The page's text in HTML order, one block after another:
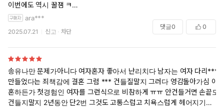
이번에도 역시 꿀잼 ㅋ
여주가 넘 혼자 북치고 장구치고 느낌인데
남주도 그닥 잘한건 없어서.. (진짜 초중반까지 너무 무감정인..)
서로 약간 쌍방 삽질 느낌도 있어요
시크 작가님 스티일 좋아하고 이미 단련되신 분들이라면
후회없을 작품 입니다 ㅋ
재밌어요
ara***
2025.07.21 신고 차단
댓글0 0
송유나만 문제가아니다 여자혼자 좋아서 난리치다 남자는 여자 다리***
만들었다는 죄책감에 결혼 그럼 *** 건들질말지 그러다 영감돌아가심 이
혼하든가 첫경험인 여자를 그런식으로 비참하게 ㅠㅠ 안건들거면 손끝도
건들지말지 2년동안 단2번 그것도 고통스럽고 치욕스럽게 헤어지기전에